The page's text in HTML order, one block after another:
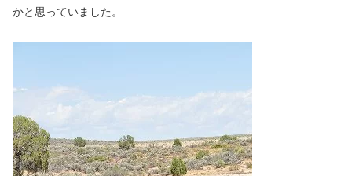
かと思っていました。